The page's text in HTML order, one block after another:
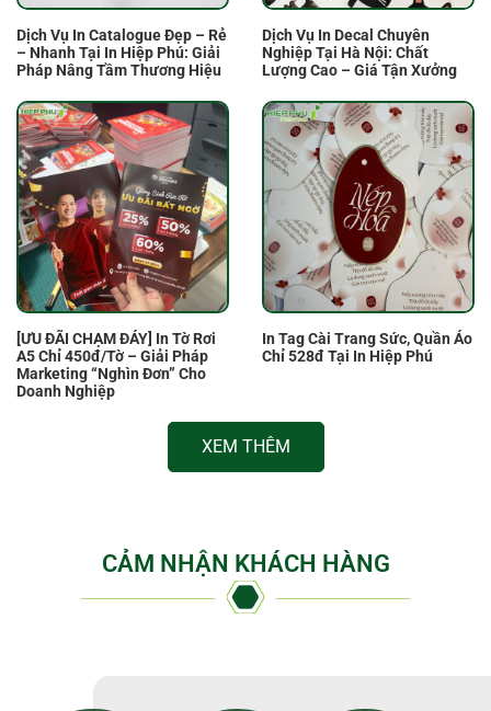
Dịch Vụ In Catalogue Đẹp – Rẻ
– Nhanh Tại In Hiệp Phú: Giải
Pháp Nâng Tầm Thương Hiệu
Dịch Vụ In Decal Chuyên
Nghiệp Tại Hà Nội: Chất
Lượng Cao – Giá Tận Xưởng
[ƯU ĐÃI CHẠM ĐÁY] In Tờ Rơi
A5 Chỉ 450đ/Tờ – Giải Pháp
Marketing “Nghìn Đơn” Cho
Doanh Nghiệp
In Tag Cài Trang Sức, Quần Áo
Chỉ 528đ Tại In Hiệp Phú
XEM THÊM
CẢM NHẬN KHÁCH HÀNG